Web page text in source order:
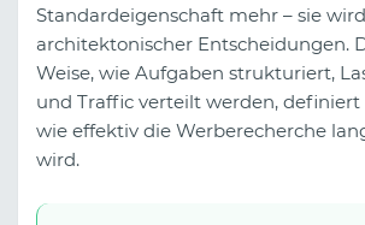
Standardeigenschaft mehr – sie
architektonischer Entscheidungen.
Weise, wie Aufgaben strukturiert,
und Traffic verteilt werden,
wie effektiv die Werberecherche
wird.